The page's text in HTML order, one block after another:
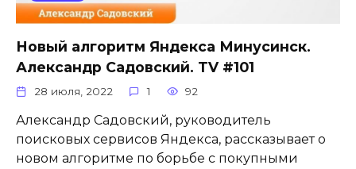
Новый алгоритм Яндекса Минусинск.
Александр Садовский. TV #101
28 июля, 2022 1 92
Александр Садовский, руководитель
поисковых сервисов Яндекса, рассказывает о
новом алгоритме по борьбе с покупными